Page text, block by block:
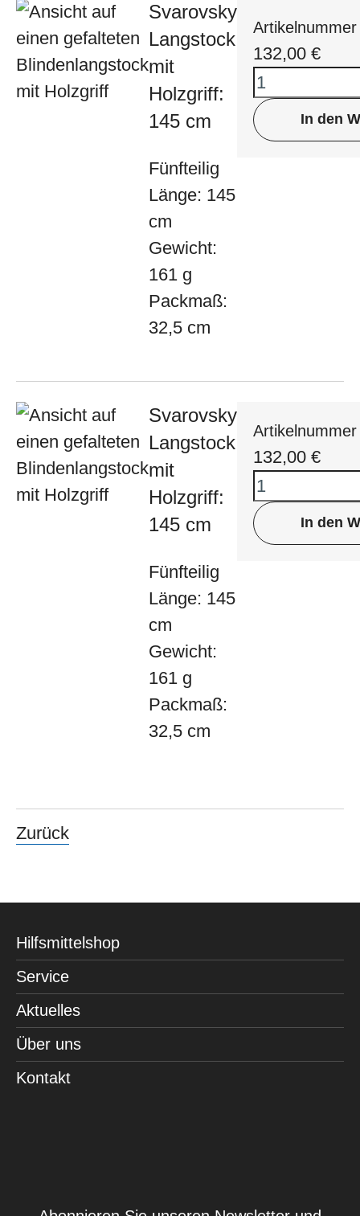
Svarovsky
Langstock
mit
Holzgriff:
145 cm
Fünfteilig
Länge: 145
cm
Gewicht:
161 g
Packmaß:
32,5 cm
132,00 €
In den
Svarovsky
Langstock
mit
Holzgriff:
145 cm
Fünfteilig
Länge: 145
cm
Gewicht:
161 g
Packmaß:
32,5 cm
132,00 €
In den
Zurück
Hilfsmittelshop
Service
Aktuelles
Über uns
Kontakt